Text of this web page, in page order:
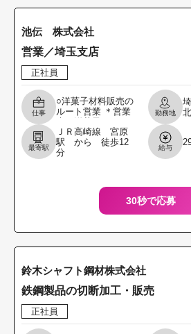
池伝 株式会社
営業／埼玉支店
正社員
仕事
○洋菓子材料販売の
ルート営業 ＊営業
ー、洋菓子店、ホ
テル等 ＊自動車運
転スキル必要 変更
勤務地
最寄駅
ＪＲ高崎線 宮原
駅 から 徒歩12
分
給与
30秒で応募
鈴木シャフト鋼材株式会社
鉄鋼製品の切断加工・販売
正社員